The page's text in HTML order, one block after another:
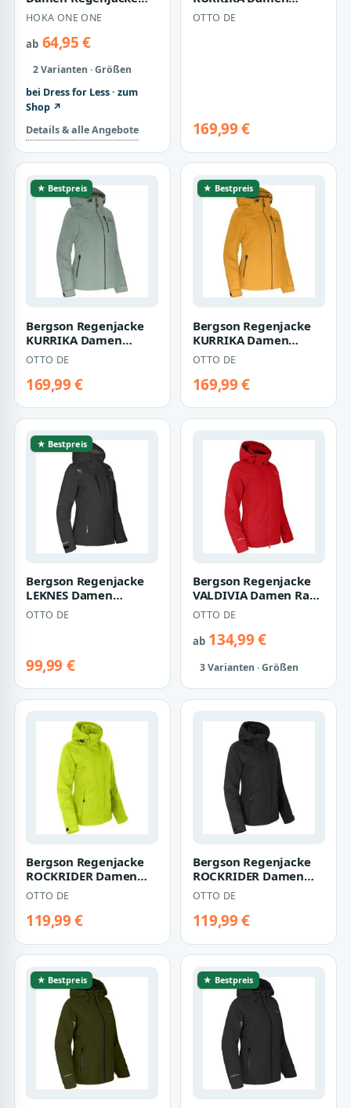
Braun
HOKA ONE ONE
ab64,95 €
2 Varianten · Größen
bei Dress for Less · zum
Shop ↗
Details & alle Angebote
Regenjacke,
Netzfutter, 20000 mm
OTTO DE
169,99 €
★ Bestpreis
Bergson Regenjacke
KURRIKA Damen
Regenjacke,
Netzfutter, 20000 mm
Wass…
OTTO DE
169,99 €
★ Bestpreis
Bergson Regenjacke
KURRIKA Damen
Regenjacke,
Netzfutter, 20000 mm
Wass…
OTTO DE
169,99 €
★ Bestpreis
Bergson Regenjacke
LEKNES Damen
Regenjacke, recycelt,
Netzfutter, 2000…
OTTO DE
99,99 €
Bergson Regenjacke
VALDIVIA Damen Rad-
Regenjacke,
Netzfutter, 12000
mm…
OTTO DE
ab134,99 €
3 Varianten · Größen
Bergson Regenjacke
ROCKRIDER Damen
Regenjacke,
Netzfutter, 12000 mm
Wa…
OTTO DE
119,99 €
Bergson Regenjacke
ROCKRIDER Damen
Regenjacke,
Netzfutter, 12000 mm
Wa…
OTTO DE
119,99 €
★ Bestpreis ★ Bestpreis